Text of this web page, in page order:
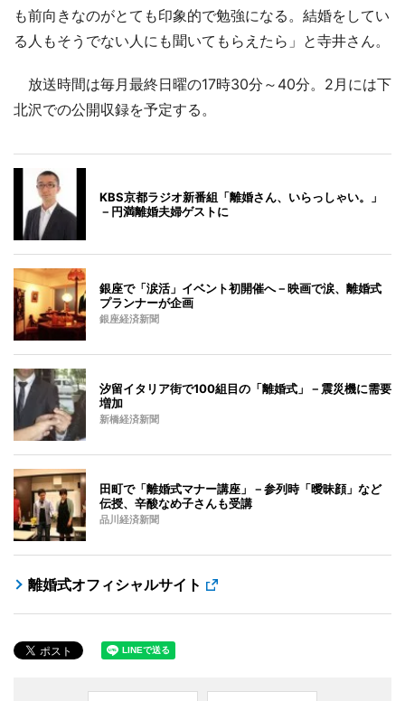
も前向きなのがとても印象的で勉強になる。結婚をしてい
る人もそうでない人にも聞いてもらえたら」と寺井さん。
放送時間は毎月最終日曜の17時30分～40分。2月には下
北沢での公開収録を予定する。
KBS京都ラジオ新番組「離婚さん、いらっしゃい。」
－円満離婚夫婦ゲストに
銀座で「涙活」イベント初開催へ－映画で涙、離婚式
プランナーが企画
銀座経済新聞
汐留イタリア街で100組目の「離婚式」－震災機に需要
増加
新橋経済新聞
田町で「離婚式マナー講座」－参列時「曖昧顔」など
伝授、辛酸なめ子さんも受講
品川経済新聞
離婚式オフィシャルサイト